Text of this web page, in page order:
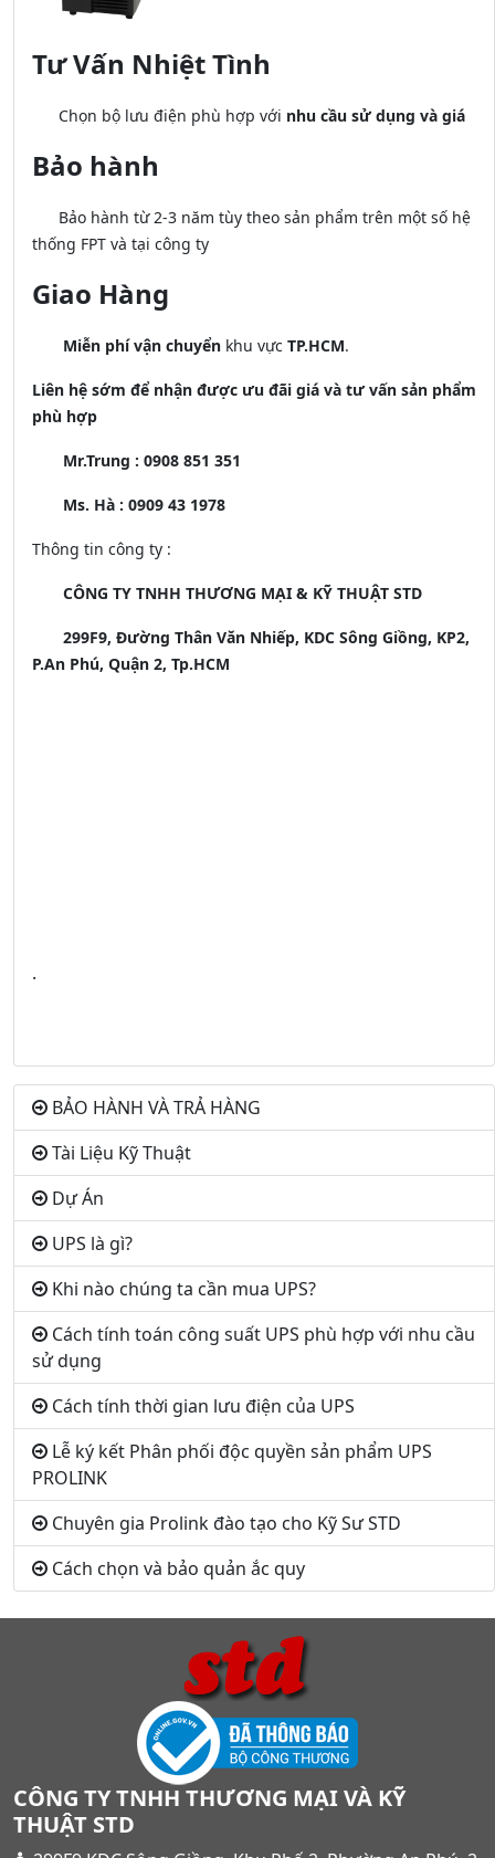
Tư Vấn Nhiệt Tình
Chọn bộ lưu điện phù hợp với nhu cầu sử dụng và giá
Bảo hành
Bảo hành từ 2-3 năm tùy theo sản phẩm trên một số hệ
thống FPT và tại công ty
Giao Hàng
Miễn phí vận chuyển khu vực TP.HCM.
Liên hệ sớm để nhận được ưu đãi giá và tư vấn sản phẩm
phù hợp
Mr.Trung : 0908 851 351
Ms. Hà : 0909 43 1978
Thông tin công ty :
CÔNG TY TNHH THƯƠNG MẠI & KỸ THUẬT STD
299F9, Đường Thân Văn Nhiếp, KDC Sông Giồng, KP2,
P.An Phú, Quận 2, Tp.HCM
.
BẢO HÀNH VÀ TRẢ HÀNG
Tài Liệu Kỹ Thuật
Dự Án
UPS là gì?
Khi nào chúng ta cần mua UPS?
Cách tính toán công suất UPS phù hợp với nhu cầu
sử dụng
Cách tính thời gian lưu điện của UPS
Lễ ký kết Phân phối độc quyền sản phẩm UPS
PROLINK
Chuyên gia Prolink đào tạo cho Kỹ Sư STD
Cách chọn và bảo quản ắc quy
CÔNG TY TNHH THƯƠNG MẠI VÀ KỸ
THUẬT STD